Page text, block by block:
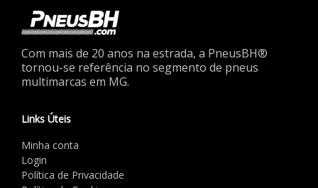
Com mais de 20 anos na estrada, a PneusBH®
tornou-se referência no segmento de pneus
multimarcas em MG.
Links Úteis
Minha conta
Login
Política de Privacidade